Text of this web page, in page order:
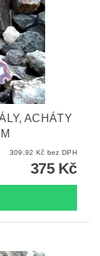
ACHÁTY
309,92 Kč bez DPH
375 Kč